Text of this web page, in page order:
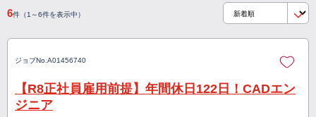
6件（1～6件を表示中）
ジョブNo. A01456740
【R8正社員雇用前提】年間休日122日！CADエン
ジニア